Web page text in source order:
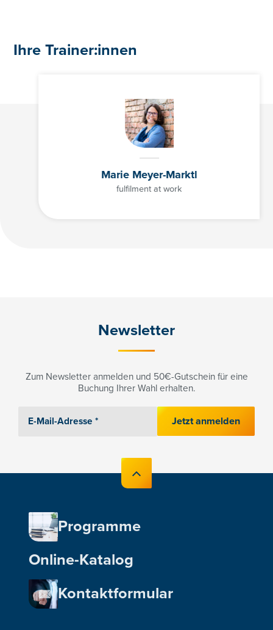
Ihre Trainer:innen
Marie Meyer-Marktl
fulfilment at work
Newsletter
Zum Newsletter anmelden und 50€-Gutschein für eine
Buchung Ihrer Wahl erhalten.
Jetzt anmelden
Programme
Online-Katalog
Kontaktformular